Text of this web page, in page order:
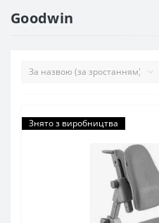
Goodwin
Знято з виробництва